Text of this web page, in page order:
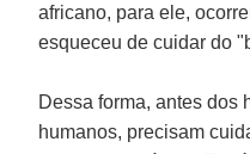
africano, para ele,
esqueceu de cuidar do
Dessa forma, antes dos
humanos, precisam